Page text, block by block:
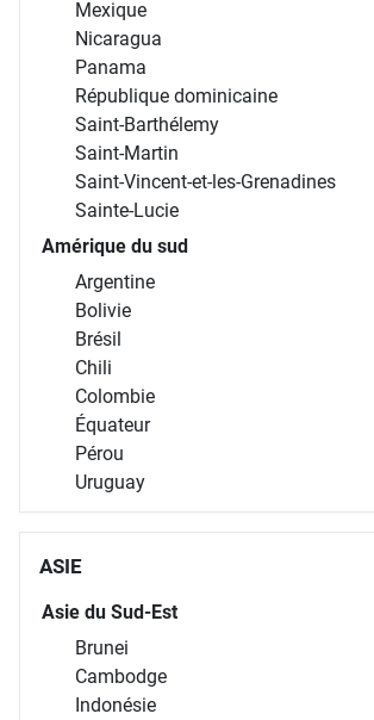
Mexique
Nicaragua
Panama
République dominicaine
Saint-Barthélemy
Saint-Martin
Saint-Vincent-et-les-Grenadines
Sainte-Lucie
Amérique du sud
Argentine
Bolivie
Brésil
Chili
Colombie
Équateur
Pérou
Uruguay
ASIE
Asie du Sud-Est
Brunei
Cambodge
Indonésie